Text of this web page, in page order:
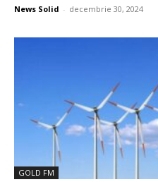
News Solid - decembrie 30, 2024
GOLD FM